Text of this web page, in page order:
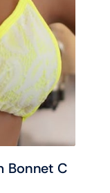
Bonnet C